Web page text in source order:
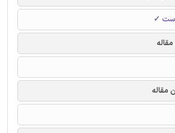
✓
مقاله